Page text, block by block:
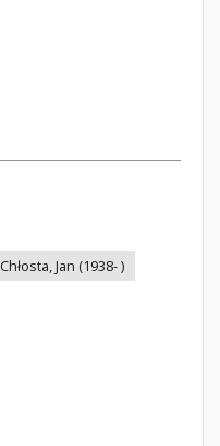
Chłosta, Jan (1938- )